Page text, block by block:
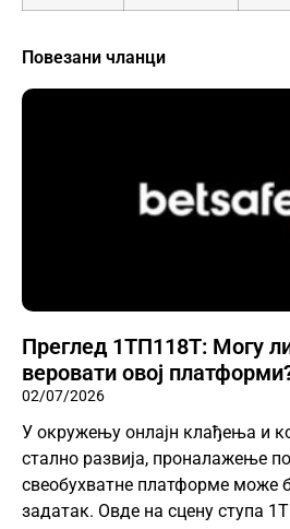
Повезани чланци
Преглед 1ТП118Т: Могу
веровати овој
02/07/2026
У окружењу онлајн клађења и
стално развија, проналажење
свеобухватне платформе може
задатак. Овде на сцену ступа